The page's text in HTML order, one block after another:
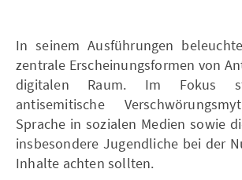
In seinem Ausführungen
zentrale Erscheinungsformen von
digitalen Raum. Im Fokus
antisemitische
Sprache in sozialen Medien sowie
insbesondere Jugendliche bei der
Inhalte achten sollten.